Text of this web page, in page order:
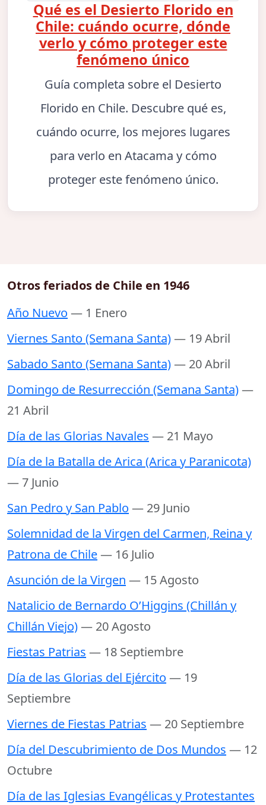
Qué es el Desierto Florido en
Chile: cuándo ocurre, dónde
verlo y cómo proteger este
fenómeno único
Guía completa sobre el Desierto
Florido en Chile. Descubre qué es,
cuándo ocurre, los mejores lugares
para verlo en Atacama y cómo
proteger este fenómeno único.
Otros feriados de Chile en 1946
Año Nuevo — 1 Enero
Viernes Santo (Semana Santa)— 19 Abril
Sabado Santo (Semana Santa)— 20 Abril
Domingo de Resurrección (Semana Santa)—
21 Abril
Día de las Glorias Navales — 21 Mayo
Día de la Batalla de Arica (Arica y Paranicota)
— 7 Junio
San Pedro y San Pablo — 29 Junio
Solemnidad de la Virgen del Carmen, Reina y
Patrona de Chile— 16 Julio
Asunción de la Virgen — 15 Agosto
Natalicio de Bernardo O’Higgins (Chillán y
Chillán Viejo)— 20 Agosto
Fiestas Patrias — 18 Septiembre
Día de las Glorias del Ejército — 19
Septiembre
Viernes de Fiestas Patrias — 20 Septiembre
Día del Descubrimiento de Dos Mundos — 12
Octubre
Día de las Iglesias Evangélicas y Protestantes